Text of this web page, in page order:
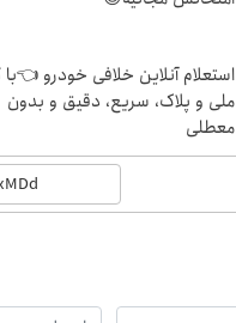
استعلام آنلاین خلافی خودرو
ملی و پلاک، سریع، دقیق و بدون
معطلی